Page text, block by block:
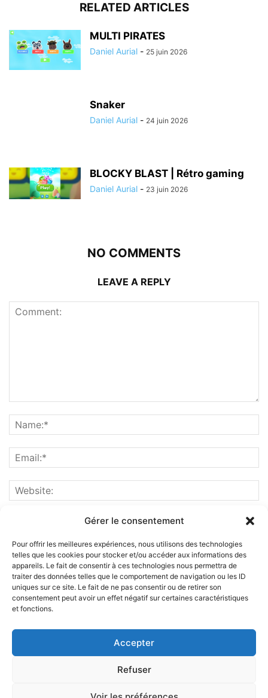
Gérer le consentement
Pour offrir les meilleures expériences, nous utilisons des technologies
telles que les cookies pour stocker et/ou accéder aux informations des
appareils. Le fait de consentir à ces technologies nous permettra de
traiter des données telles que le comportement de navigation ou les ID
uniques sur ce site. Le fait de ne pas consentir ou de retirer son
consentement peut avoir un effet négatif sur certaines caractéristiques
et fonctions.
Accepter
Refuser
RELATED ARTICLES
MULTI PIRATES
Daniel Aurial - 25 juin 2026
Snaker
Daniel Aurial - 24 juin 2026
BLOCKY BLAST | Rétro gaming
Daniel Aurial - 23 juin 2026
NO COMMENTS
LEAVE A REPLY
ABOUT US
FOLLOW US